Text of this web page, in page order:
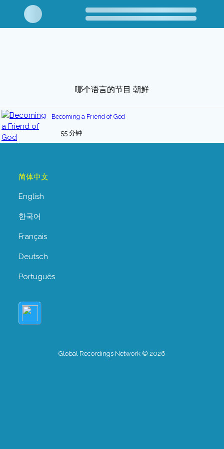
哪个语言的节目 朝鲜
Becoming a Friend of God
55 分钟
简体中文
English
한국어
Français
Deutsch
Português
Global Recordings Network © 2026